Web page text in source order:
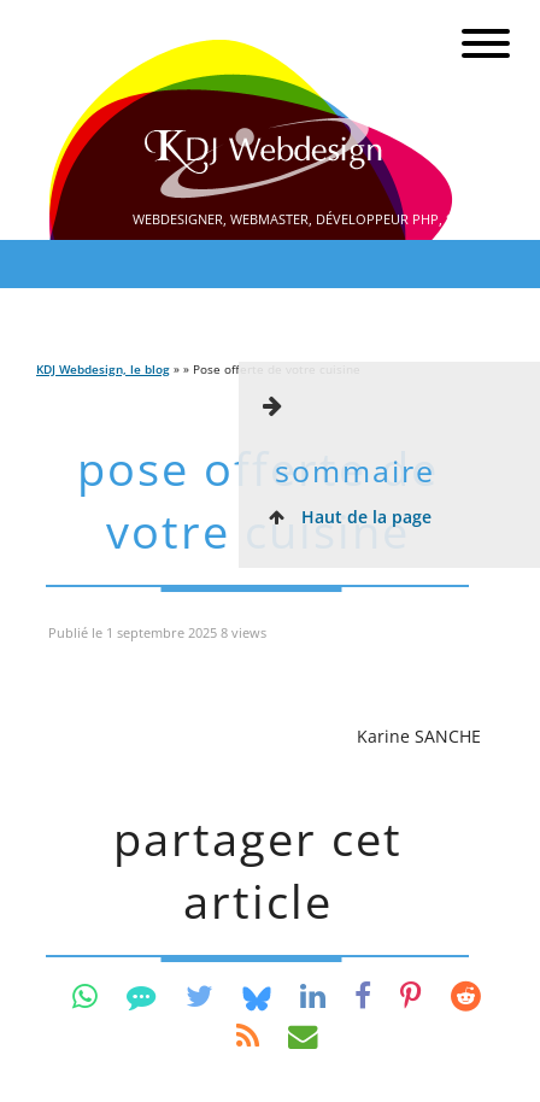
WEBDESIGNER, WEBMASTER, DÉVELOPPEUR PHP, SEO
KDJ Webdesign, le blog » » Pose offerte de votre cuisine
pose offerte de
votre cuisine
sommaire
Haut de la page
Publié le 1 septembre 2025 8 views
Karine SANCHE
partager cet
article